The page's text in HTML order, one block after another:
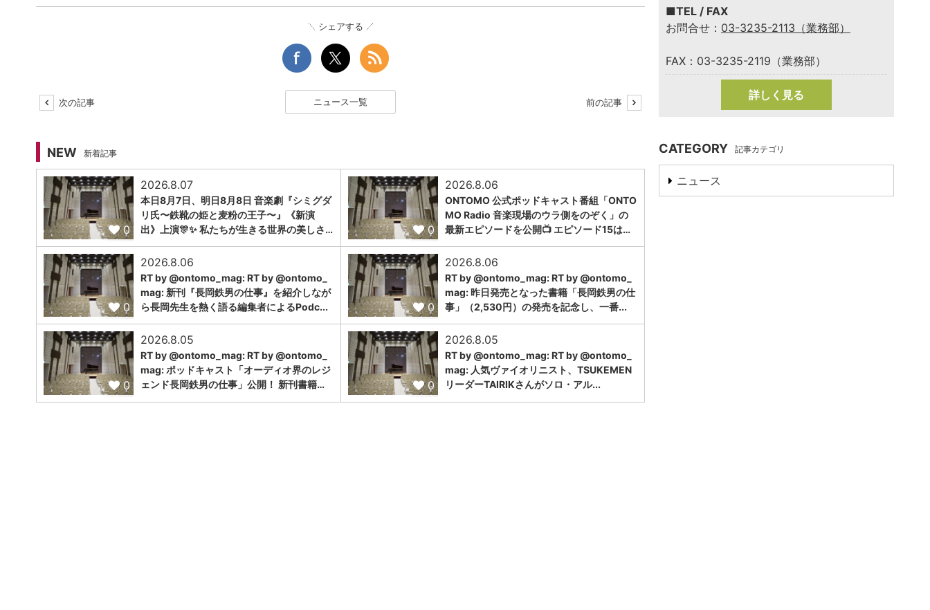
シェアする
次の記事 ニュース一覧 前の記事
NEW 新着記事
0
2026.8.07
本日8月7日、明日8月8日 音楽劇『シミグダ
リ氏〜鉄靴の姫と麦粉の王子〜』《新演
出》上演🎊✨ 私たちが生きる世界の美しさ…
0
2026.8.06
ONTOMO 公式ポッドキャスト番組「ONTO
MO Radio 音楽現場のウラ側をのぞく」の
最新エピソードを公開📺 エピソード15は…
0
2026.8.06
RT by @ontomo_mag: RT by @ontomo_
mag: 新刊『長岡鉄男の仕事』を紹介しなが
ら長岡先生を熱く語る編集者によるPodc...
0
2026.8.06
RT by @ontomo_mag: RT by @ontomo_
mag: 昨日発売となった書籍「長岡鉄男の仕
事」（2,530円）の発売を記念し、一番...
0
2026.8.05
RT by @ontomo_mag: RT by @ontomo_
mag: ポッドキャスト「オーディオ界のレジ
ェンド長岡鉄男の仕事」公開！ 新刊書籍…
0
2026.8.05
RT by @ontomo_mag: RT by @ontomo_
mag: 人気ヴァイオリニスト、TSUKEMEN
リーダーTAIRIKさんがソロ・アル...
■TEL / FAX
お問合せ： 03-3235-2113（業務部）
FAX：03-3235-2119（業務部）
詳しく見る
CATEGORY 記事カテゴリ
ニュース